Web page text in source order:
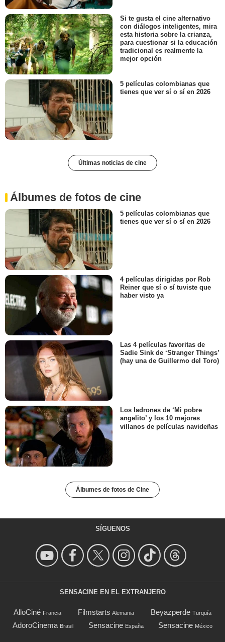
Si te gusta el cine alternativo
con diálogos inteligentes, mira
esta historia sobre la crianza,
para cuestionar si la educación
tradicional es realmente la
mejor opción
5 películas colombianas que
tienes que ver sí o sí en 2026
Últimas noticias de cine
Álbumes de fotos de cine
5 películas colombianas que
tienes que ver sí o sí en 2026
4 películas dirigidas por Rob
Reiner que sí o sí tuviste que
haber visto ya
Las 4 películas favoritas de
Sadie Sink de ‘Stranger Things’
(hay una de Guillermo del Toro)
Los ladrones de ‘Mi pobre
angelito’ y los 10 mejores
villanos de películas navideñas
Álbumes de fotos de Cine
SÍGUENOS
SENSACINE EN EL EXTRANJERO
AlloCiné Francia Filmstarts Alemania Beyazperde Turquía
AdoroCinema Brasil Sensacine España Sensacine México